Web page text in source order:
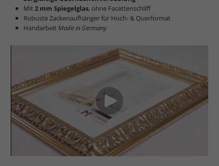
Mit 2 mm Spiegelglas, ohne Facettenschliff
Robuste Zackenaufhänger für Hoch- & Querformat
Handarbeit Made in Germany